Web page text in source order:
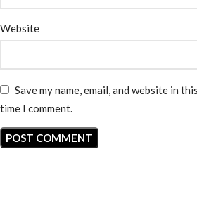
Website
Save my name, email, and website in
time I comment.